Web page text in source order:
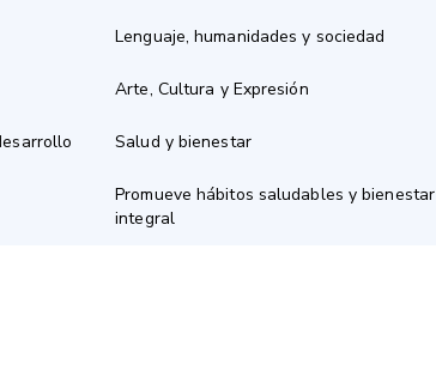
Lenguaje, humanidades y sociedad
Arte, Cultura y Expresión
Salud y bienestar
Promueve hábitos saludables y bienestar
integral